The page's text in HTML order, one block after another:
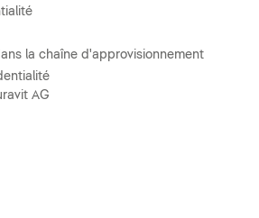
la chaîne d'approvisionnement
AG